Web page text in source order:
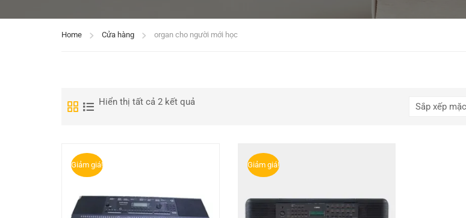
Home Cửa hàng organ cho người mới học
Hiển thị tất cả 2 kết quả
Giảm giá! Giảm giá!